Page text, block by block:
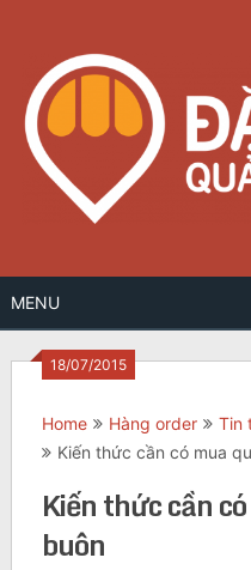
content
MENU
18/07/2015
Home Hàng order Tin
Kiến thức cần có mua
Kiến thức cần
buôn